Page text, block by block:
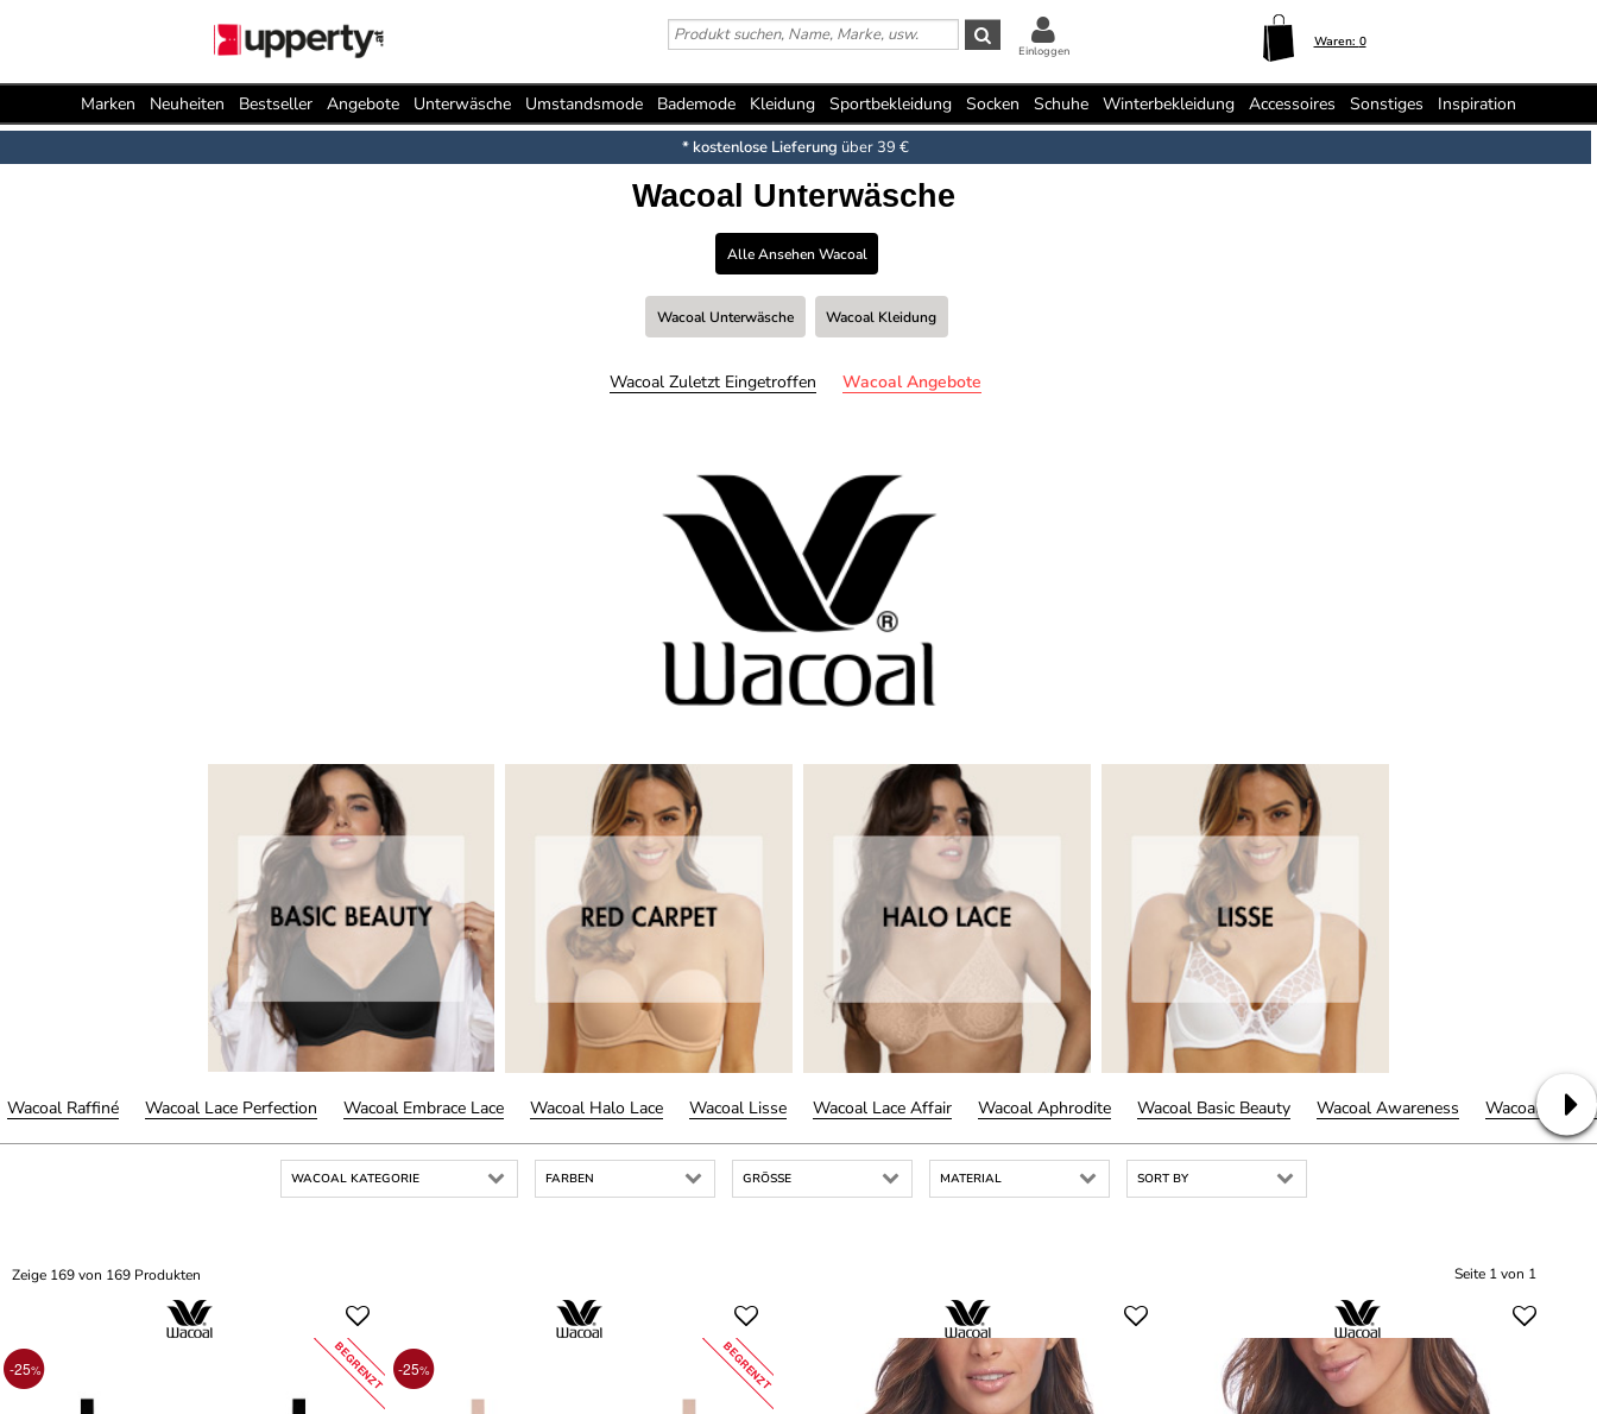
Waren: 0
Einloggen
Marken Neuheiten Bestseller Angebote Unterwäsche Umstandsmode Bademode Kleidung Sportbekleidung Socken Schuhe Winterbekleidung Accessoires Sonstiges Inspiration
* kostenlose Lieferung über 39 €
Wacoal Unterwäsche
Alle Ansehen Wacoal
Wacoal Unterwäsche Wacoal Kleidung
Wacoal Zuletzt Eingetroffen Wacoal Angebote
Wacoal Raffiné Wacoal Lace Perfection Wacoal Embrace Lace Wacoal Halo Lace Wacoal Lisse Wacoal Lace Affair Wacoal Aphrodite Wacoal Basic Beauty Wacoal Awareness Wacoal Net
WACOAL KATEGORIE FARBEN GRÖSSE MATERIAL SORT BY
Seite 1 von 1
Zeige 169 von 169 Produkten
-25% BEGRENZT -25% BEGRENZT